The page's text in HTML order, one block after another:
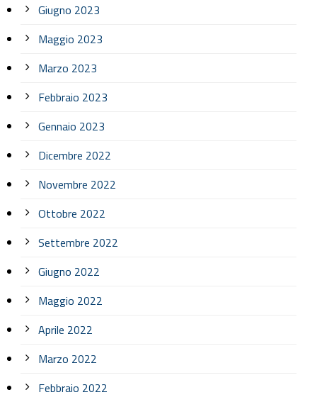
Giugno 2023
Maggio 2023
Marzo 2023
Febbraio 2023
Gennaio 2023
Dicembre 2022
Novembre 2022
Ottobre 2022
Settembre 2022
Giugno 2022
Maggio 2022
Aprile 2022
Marzo 2022
Febbraio 2022